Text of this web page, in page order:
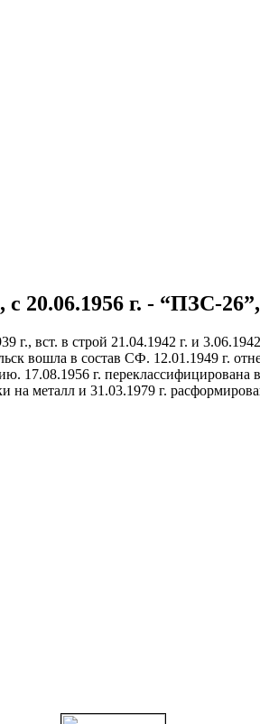
20.06.1956 г. - “ПЗС-
г., вст. в строй 21.04.1942 г. и
вошла в состав СФ. 12.01.1949 г.
17.08.1956 г.
металл и 31.03.1979 г.